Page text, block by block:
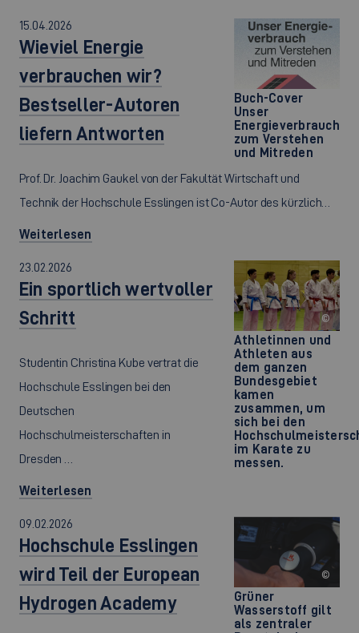
Buch-Cover
Unser
Energieverbrauch
zum Verstehen
und Mitreden
15.04.2026
Wieviel Energie
verbrauchen wir?
Bestseller-Autoren
liefern Antworten
Prof. Dr. Joachim Gaukel von der Fakultät Wirtschaft und
Technik der Hochschule Esslingen ist Co-Autor des kürzlich…
Weiterlesen
Athletinnen und
Athleten aus
dem ganzen
Bundesgebiet
kamen
zusammen, um
sich bei den
im Karate zu
messen.
©
23.02.2026
Ein sportlich wertvoller
Schritt
Studentin Christina Kube vertrat die
Hochschule Esslingen bei den
Deutschen
Hochschulmeisterschaften in
Dresden …
Weiterlesen
Grüner
Wasserstoff gilt
als zentraler
©
09.02.2026
Hochschule Esslingen
wird Teil der European
Hydrogen Academy